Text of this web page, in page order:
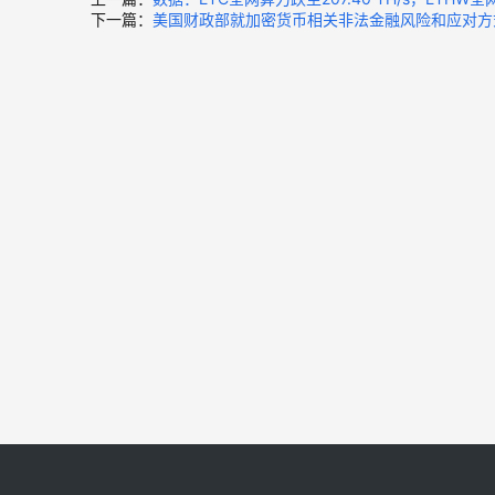
下一篇： 美国财政部就加密货币相关非法金融风险和应对